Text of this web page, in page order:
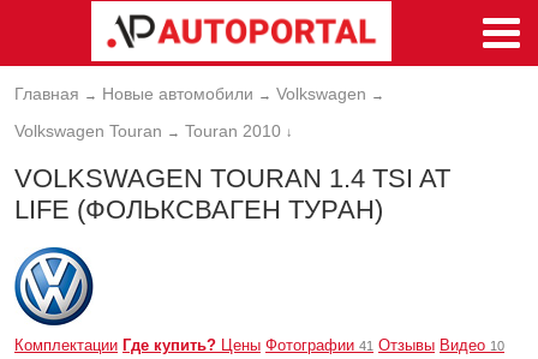
Главная → Новые автомобили → Volkswagen →
Volkswagen Touran → Touran 2010 ↓
VOLKSWAGEN TOURAN 1.4 TSI AT
LIFE (ФОЛЬКСВАГЕН ТУРАН)
Комплектации Где купить? Цены Фотографии 41 Отзывы Видео 10